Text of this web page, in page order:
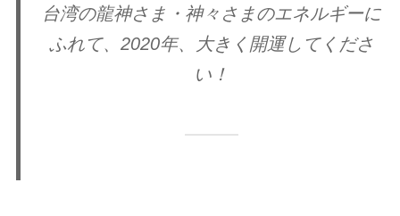
台湾の龍神さま・神々さまのエネルギーに
ふれて、2020年、大きく開運してくださ
い！